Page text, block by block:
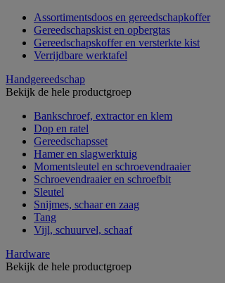
Assortimentsdoos en gereedschapkoffer
Gereedschapskist en opbergtas
Gereedschapskoffer en versterkte kist
Verrijdbare werktafel
Handgereedschap
Bekijk de hele productgroep
Bankschroef, extractor en klem
Dop en ratel
Gereedschapsset
Hamer en slagwerktuig
Momentsleutel en schroevendraaier
Schroevendraaier en schroefbit
Sleutel
Snijmes, schaar en zaag
Tang
Vijl, schuurvel, schaaf
Hardware
Bekijk de hele productgroep